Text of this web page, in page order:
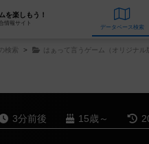
を楽しもう！
情報サイト
データ
検索 はぁって言うゲーム（オリジナル
3分前後 15歳～